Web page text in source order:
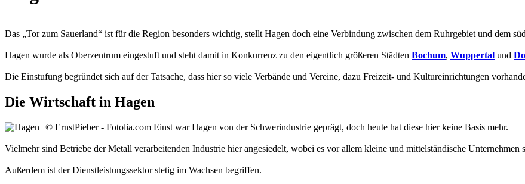
Das „Tor zum Sauerland“ ist für die Region besonders wichtig, stellt Hagen doch eine Verbindung zwischen dem Ruhrgebiet und dem
Hagen wurde als Oberzentrum eingestuft und steht damit in Konkurrenz zu den eigentlich größeren Städten Bochum, Wuppertal und
Die Einstufung begründet sich auf der Tatsache, dass hier so viele Verbände und Vereine, dazu Freizeit- und Kultureinrichtungen
Die Wirtschaft in Hagen
© ErnstPieber - Fotolia.com Einst war Hagen von der Schwerindustrie geprägt, doch heute hat diese hier keine Basis mehr.
Vielmehr sind Betriebe der Metall verarbeitenden Industrie hier angesiedelt, wobei es vor allem kleine und mittelständische Unternehmen
Außerdem ist der Dienstleistungssektor stetig im Wachsen begriffen.